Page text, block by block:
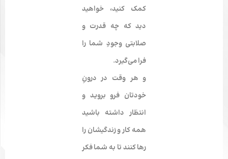
کمک کنید، خواهید
دید که چه قدرت و
صلابتی وجودِ شما را
فرا می‌گیرد.
و هر وقت در درونِ
خودتان فرو بروید و
انتظار داشته ­باشید
همه کار و زندگی­شان را
رها کنند تا به شما فکر